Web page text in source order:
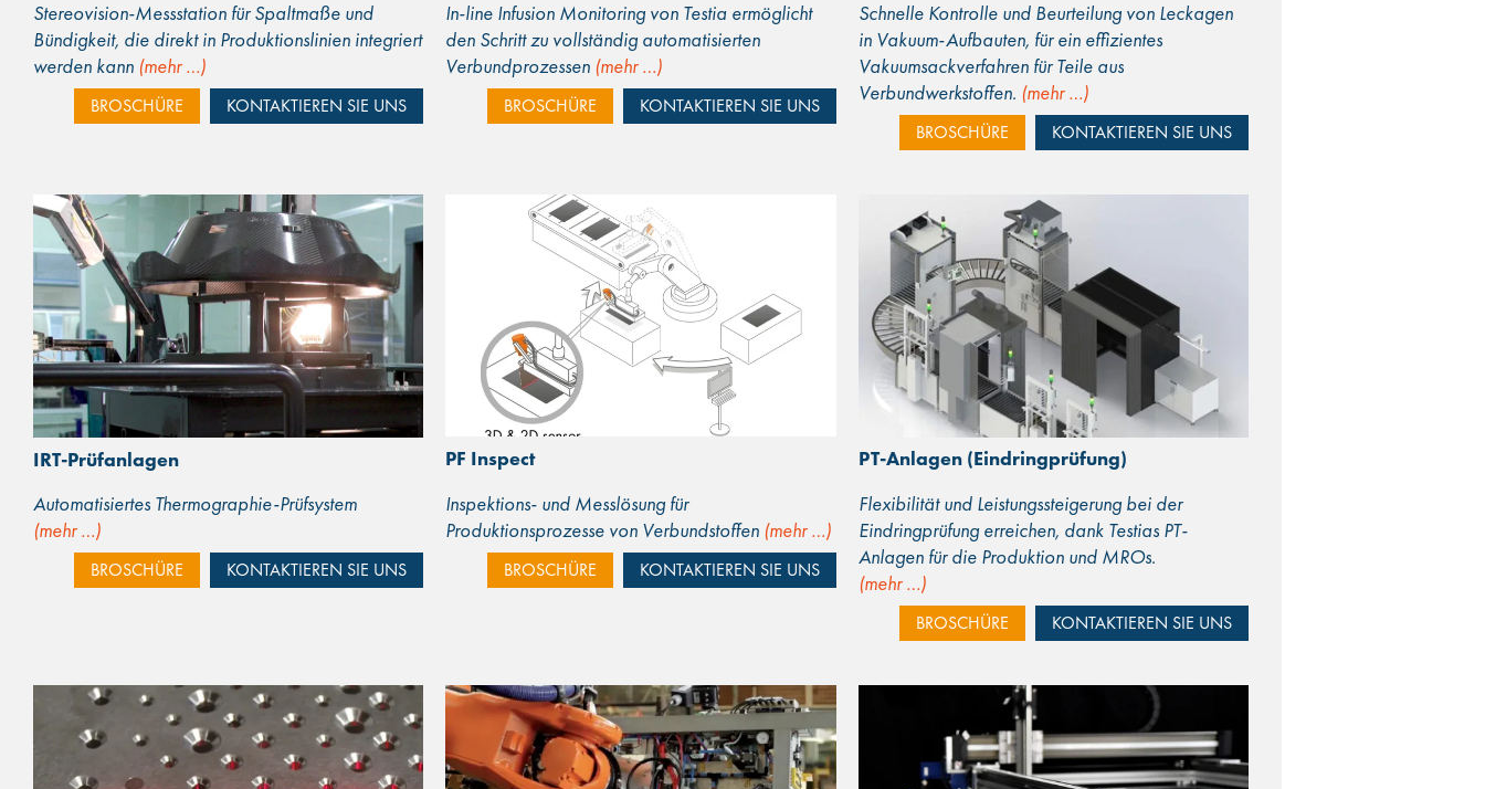
Stereovision-Messstation für Spaltmaße und
Bündigkeit, die direkt in Produktionslinien integriert
werden kann (mehr …)
BROSCHÜRE KONTAKTIEREN SIE UNS
In-line Infusion Monitoring von Testia ermöglicht
den Schritt zu vollständig automatisierten
Verbundprozessen (mehr …)
BROSCHÜRE KONTAKTIEREN SIE UNS
Schnelle Kontrolle und Beurteilung von Leckagen
in Vakuum-Aufbauten, für ein effizientes
Vakuumsackverfahren für Teile aus
Verbundwerkstoffen. (mehr …)
BROSCHÜRE KONTAKTIEREN SIE UNS
IRT-Prüfanlagen
Automatisiertes Thermographie-Prüfsystem
(mehr …)
BROSCHÜRE KONTAKTIEREN SIE UNS
PF Inspect
Inspektions- und Messlösung für
Produktionsprozesse von Verbundstoffen (mehr …)
BROSCHÜRE KONTAKTIEREN SIE UNS
PT-Anlagen (Eindringprüfung)
Flexibilität und Leistungssteigerung bei der
Eindringprüfung erreichen, dank Testias PT-
Anlagen für die Produktion und MROs.
(mehr …)
BROSCHÜRE KONTAKTIEREN SIE UNS